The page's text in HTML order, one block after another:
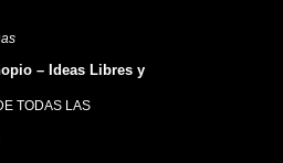
– Ideas Libres y
TODAS LAS